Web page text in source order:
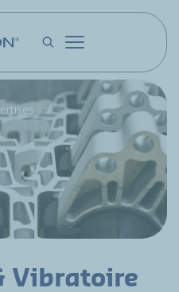
Vibratoire